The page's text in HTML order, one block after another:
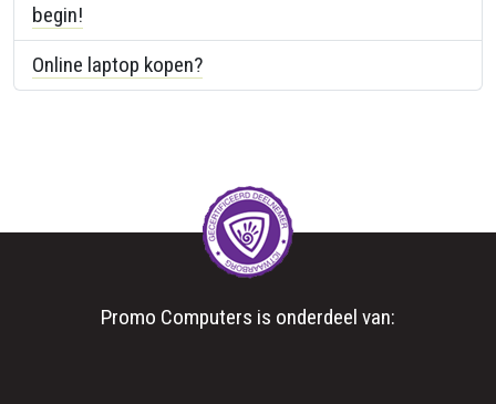
begin!
Online laptop kopen?
Promo Computers is onderdeel van: